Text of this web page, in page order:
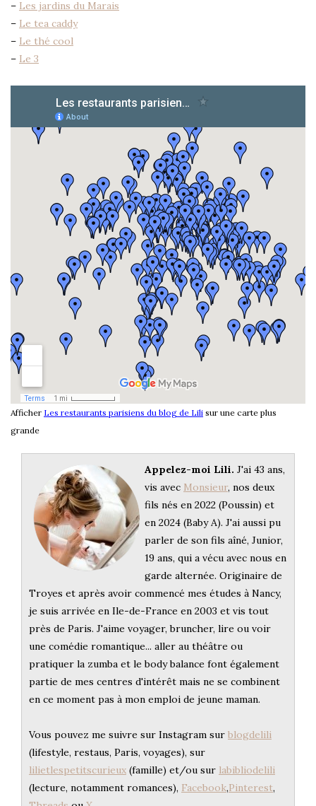
– Les jardins du Marais
– Le tea caddy
– Le thé cool
– Le 3
Afficher Les restaurants parisiens du blog de Lili sur une carte plus
grande
Appelez-moi Lili. J'ai 43 ans,
vis avec Monsieur, nos deux
fils nés en 2022 (Poussin) et
en 2024 (Baby A). J'ai aussi pu
parler de son fils aîné, Junior,
19 ans, qui a vécu avec nous en
garde alternée. Originaire de
Troyes et après avoir commencé mes études à Nancy,
je suis arrivée en Ile-de-France en 2003 et vis tout
près de Paris. J'aime voyager, bruncher, lire ou voir
une comédie romantique... aller au théâtre ou
pratiquer la zumba et le body balance font également
partie de mes centres d'intérêt mais ne se combinent
en ce moment pas à mon emploi de jeune maman.
Vous pouvez me suivre sur Instagram sur blogdelili
(lifestyle, restaus, Paris, voyages), sur
lilietlespetitscurieux (famille) et/ou sur labibliodelili
(lecture, notamment romances), Facebook,Pinterest,